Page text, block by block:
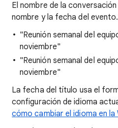
El nombre de la
nombre y la fecha del
"Reunión semanal del
noviembre"
"Reunión semanal del
noviembre"
La fecha del título usa el
configuración de idioma
cómo cambiar el idioma en la